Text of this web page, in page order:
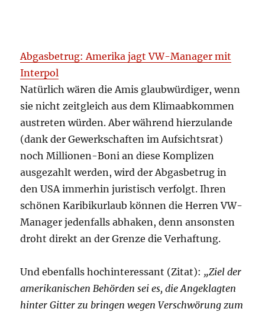
Abgasbetrug: Amerika jagt VW-Manager mit
Interpol
Natürlich wären die Amis glaubwürdiger, wenn
sie nicht zeitgleich aus dem Klimaabkommen
austreten würden. Aber während hierzulande
(dank der Gewerkschaften im Aufsichtsrat)
noch Millionen-Boni an diese Komplizen
ausgezahlt werden, wird der Abgasbetrug in
den USA immerhin juristisch verfolgt. Ihren
schönen Karibikurlaub können die Herren VW-
Manager jedenfalls abhaken, denn ansonsten
droht direkt an der Grenze die Verhaftung.
Und ebenfalls hochinteressant (Zitat): „Ziel der
amerikanischen Behörden sei es, die Angeklagten
hinter Gitter zu bringen wegen Verschwörung zum